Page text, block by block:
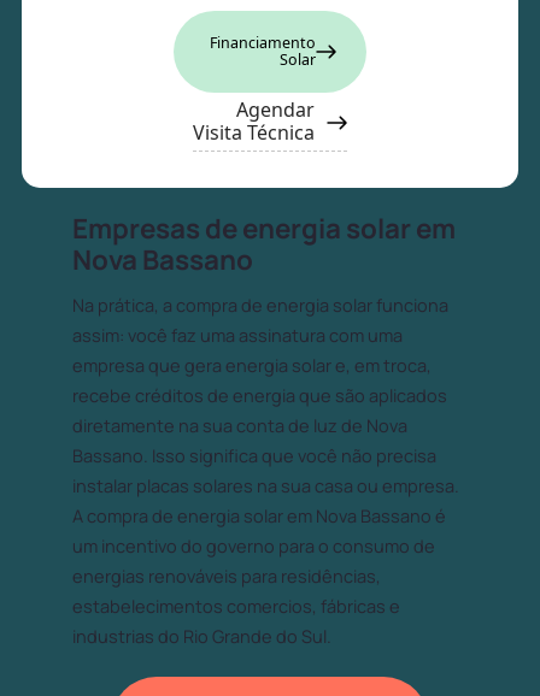
Financiamento
Solar
Agendar
Visita Técnica
Empresas de energia solar em
Nova Bassano
Na prática, a compra de energia solar funciona
assim: você faz uma assinatura com uma
empresa que gera energia solar e, em troca,
recebe créditos de energia que são aplicados
diretamente na sua conta de luz de Nova
Bassano. Isso significa que você não precisa
instalar placas solares na sua casa ou empresa.
A compra de energia solar em Nova Bassano é
um incentivo do governo para o consumo de
energias renováveis para residências,
estabelecimentos comercios, fábricas e
industrias do Rio Grande do Sul.